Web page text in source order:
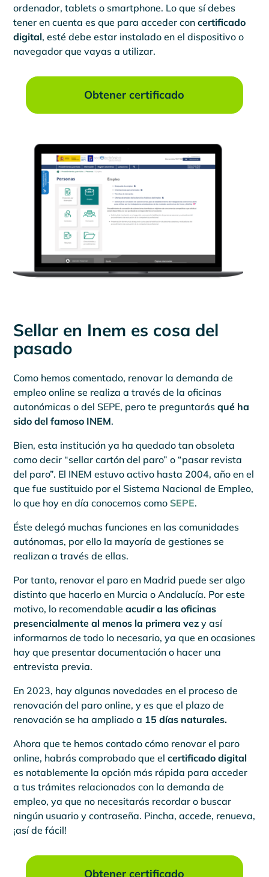
ordenador, tablets o smartphone. Lo que sí debes
tener en cuenta es que para acceder con certificado
digital, esté debe estar instalado en el dispositivo o
navegador que vayas a utilizar.
Obtener certificado
Sellar en Inem es cosa del
pasado
Como hemos comentado, renovar la demanda de
empleo online se realiza a través de la oficinas
autonómicas o del SEPE, pero te preguntarásqué ha
sido del famoso INEM.
Bien, esta institución ya ha quedado tan obsoleta
como decir “sellar cartón del paro” o “pasar revista
del paro”. El INEM estuvo activo hasta 2004, año en el
que fue sustituido por el Sistema Nacional de Empleo,
lo que hoy en día conocemos como SEPE.
Éste delegó muchas funciones en las comunidades
autónomas, por ello la mayoría de gestiones se
realizan a través de ellas.
Por tanto, renovar el paro en Madrid puede ser algo
distinto que hacerlo en Murcia o Andalucía. Por este
motivo, lo recomendableacudir a las oficinas
presencialmente al menos la primera vez y así
informarnos de todo lo necesario, ya que en ocasiones
hay que presentar documentación o hacer una
entrevista previa.
En 2023, hay algunas novedades en el proceso de
renovación del paro online, y es que el plazo de
renovación se ha ampliado a 15 días naturales.
Ahora que te hemos contado cómo renovar el paro
online, habrás comprobado que elcertificado digital
es notablemente la opción más rápida para acceder
a tus trámites relacionados con la demanda de
empleo, ya que no necesitarás recordar o buscar
ningún usuario y contraseña. Pincha, accede, renueva,
¡así de fácil!
Obtener certificado